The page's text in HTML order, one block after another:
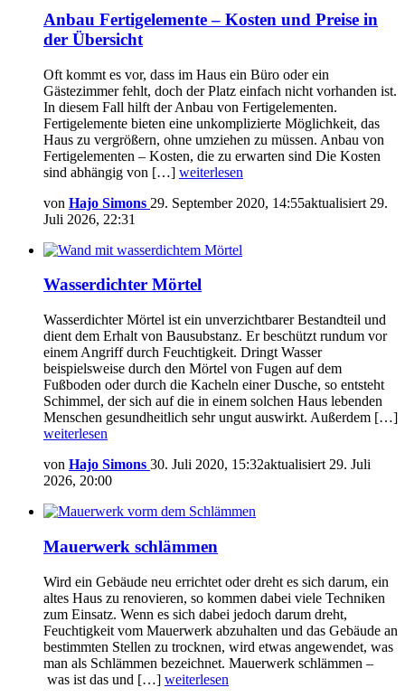
Anbau Fertigelemente – Kosten und Preise in
der Übersicht
Oft kommt es vor, dass im Haus ein Büro oder ein
Gästezimmer fehlt, doch der Platz einfach nicht vorhanden ist.
In diesem Fall hilft der Anbau von Fertigelementen.
Fertigelemente bieten eine unkomplizierte Möglichkeit, das
Haus zu vergrößern, ohne umziehen zu müssen. Anbau von
Fertigelementen – Kosten, die zu erwarten sind Die Kosten
sind abhängig von […] weiterlesen
von Hajo Simons 29. September 2020, 14:55aktualisiert 29.
Juli 2026, 22:31
Wasserdichter Mörtel
Wasserdichter Mörtel ist ein unverzichtbarer Bestandteil und
dient dem Erhalt von Bausubstanz. Er beschützt rundum vor
einem Angriff durch Feuchtigkeit. Dringt Wasser
beispielsweise durch den Mörtel von Fugen auf dem
Fußboden oder durch die Kacheln einer Dusche, so entsteht
Schimmel, der sich auf die in einem solchen Haus lebenden
Menschen gesundheitlich sehr ungut auswirkt. Außerdem […]
weiterlesen
von Hajo Simons 30. Juli 2020, 15:32aktualisiert 29. Juli
2026, 20:00
Mauerwerk schlämmen
Wird ein Gebäude neu errichtet oder dreht es sich darum, ein
altes Haus zu renovieren, so kommen dabei viele Techniken
zum Einsatz. Wenn es sich dabei jedoch darum dreht,
Feuchtigkeit vom Mauerwerk abzuhalten und das Gebäude an
bestimmten Stellen zu trocknen, wird etwas angewendet, was
man als Schlämmen bezeichnet. Mauerwerk schlämmen –
was ist das und […] weiterlesen